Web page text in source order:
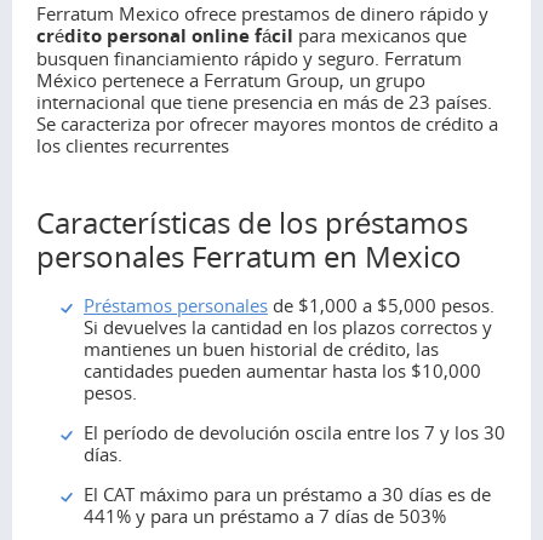
Ferratum Mexico ofrece prestamos de dinero rápido y
crédito personal online fácil para mexicanos que
busquen financiamiento rápido y seguro. Ferratum
México pertenece a Ferratum Group, un grupo
internacional que tiene presencia en más de 23 países.
Se caracteriza por ofrecer mayores montos de crédito a
los clientes recurrentes
Características de los préstamos
personales Ferratum en Mexico
Préstamos personales de $1,000 a $5,000 pesos.
Si devuelves la cantidad en los plazos correctos y
mantienes un buen historial de crédito, las
cantidades pueden aumentar hasta los $10,000
pesos.
El período de devolución oscila entre los 7 y los 30
días.
El CAT máximo para un préstamo a 30 días es de
441% y para un préstamo a 7 días de 503%